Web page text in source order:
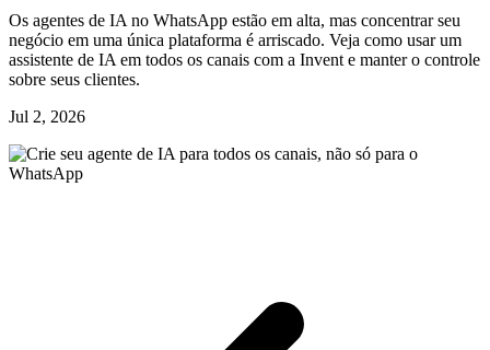
Os agentes de IA no WhatsApp estão em alta, mas concentrar seu
negócio em uma única plataforma é arriscado. Veja como usar um
assistente de IA em todos os canais com a Invent e manter o controle
sobre seus clientes.
Jul 2, 2026